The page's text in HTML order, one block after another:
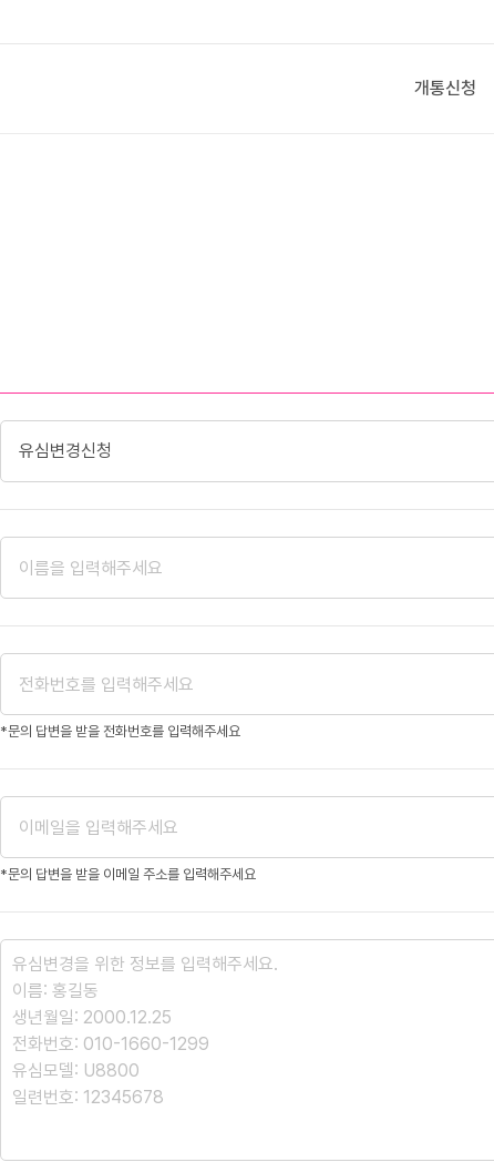
개통신청
*문의 답변을 받을 전화번호를 입력해주세요
*문의 답변을 받을 이메일 주소를 입력해주세요